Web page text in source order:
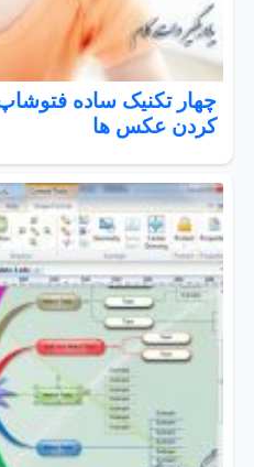
چهار تکنیک ساده فتوشاپ
کردن عکس ها